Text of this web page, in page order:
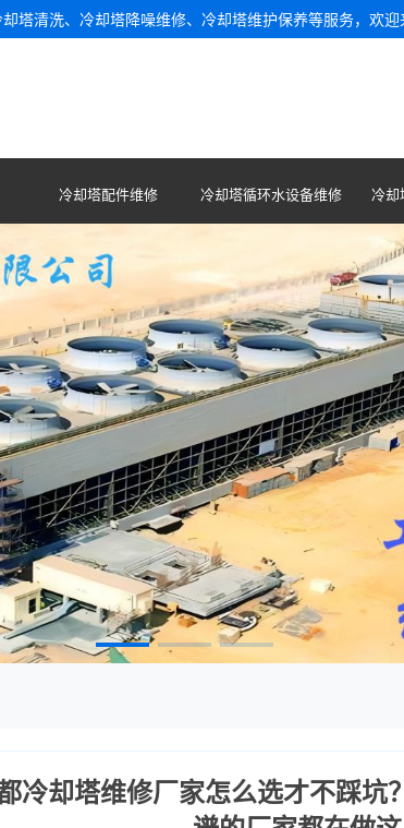
清洗、冷却塔降噪维修、冷却塔维护保养等服务，欢迎
冷却塔配件维修 冷却塔循环水设备维修 冷却
冷却塔维修厂家怎么选才不踩